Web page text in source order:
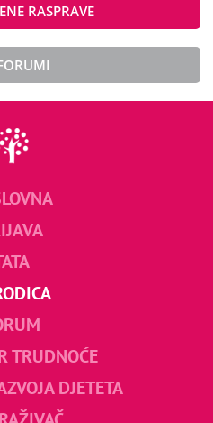
RASPRAVE
TRUDNOĆE
DJETETA